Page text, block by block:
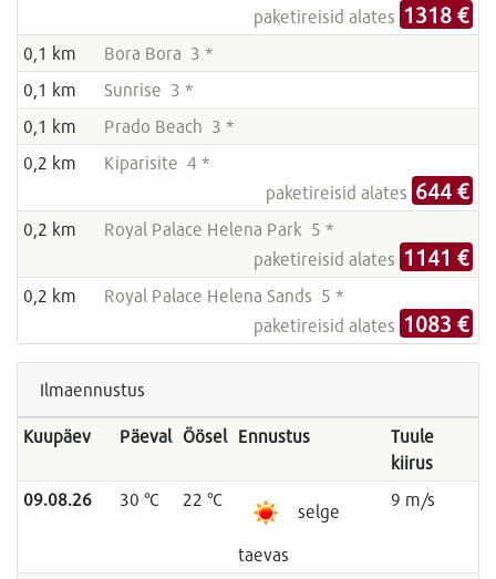
paketireisid alates 1318 €
0,1 km
Bora Bora 3 *
0,1 km
Sunrise 3 *
0,1 km
Prado Beach 3 *
0,2 km
Kiparisite 4 *
paketireisid alates 644 €
0,2 km
Royal Palace Helena Park 5 *
paketireisid alates 1141 €
0,2 km
Royal Palace Helena Sands 5 *
paketireisid alates 1083 €
Ilmaennustus
Kuupäev Päeval Öösel Ennustus
Tuule
kiirus
09.08.26
30 °C 22 °C
selge
taevas
9 m/s